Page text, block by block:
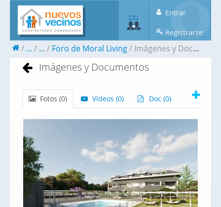
Entrar
Registrarse
... ... Foro de Moral Living Imágenes y Documentos
Imágenes y Documentos
Fotos (0) Vídeos (0) Doc (0)